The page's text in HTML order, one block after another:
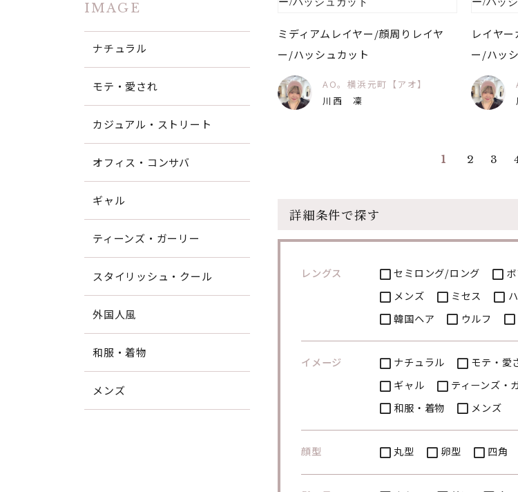
ミディアムレイヤー/顔周りレイヤ
ー/ハッシュカット
AO。横浜元町【アオ】
川西 凜
レイヤ
ー/ハッ
1 2 3
詳細条件で探す
レングス セミロング/ロング
メンズ
ミセス
韓国ヘア
ウルフ
イメージ ナチュラル モテ・愛
ギャル
ティーンズ・
和服・着物
メンズ
顔型 丸型 卵型 四角
IMAGE
ナチュラル
モテ・愛され
カジュアル・ストリート
オフィス・コンサバ
ギャル
ティーンズ・ガーリー
スタイリッシュ・クール
外国人風
和服・着物
メンズ